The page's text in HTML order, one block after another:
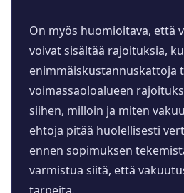
On myös huomioitava, että
voivat sisältää rajoituksia,
enimmäiskustannuskattoja
voimassaoloalueen
siihen, milloin ja miten
ehtoja pitää huolellisesti
ennen sopimuksen
varmistua siitä, että